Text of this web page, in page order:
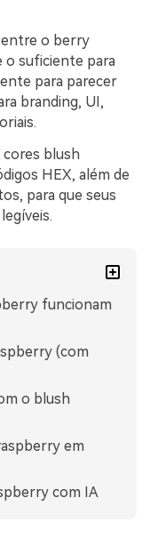
o berry
suficiente para
para parecer
branding, UI,
cores blush
HEX, além de
para que seus
funcionam
(com
o blush
em
com IA